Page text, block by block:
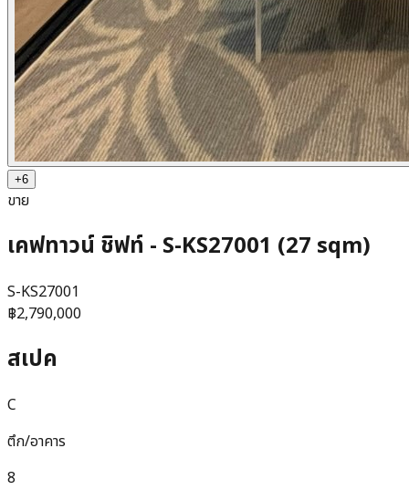
+6
ขาย
เคฟทาวน์ ชิฟท์ - S-KS27001 (27 sqm)
S-KS27001
฿2,790,000
สเปค
C
ตึก/อาคาร
8